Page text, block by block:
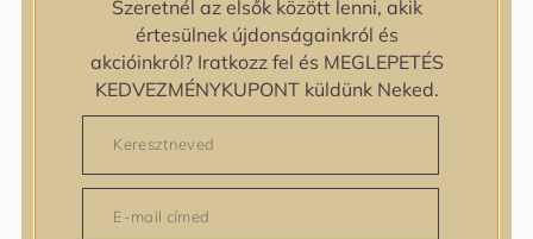
zipiderm
Bőrállapot
Bőrállapot
Bőrtípus
Bőrtípus
Kombinált
Száraz
Szeretnél az elsők között lenni, akik
értesülnek újdonságainkról és
akcióinkról? Iratkozz fel és MEGLEPETÉS
KEDVEZMÉNYKUPONT küldünk Neked.